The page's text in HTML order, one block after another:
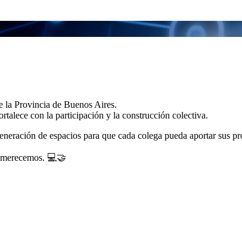
la Provincia de Buenos Aires.
con la participación y la construcción colectiva.
de espacios para que cada colega pueda aportar sus
💻🤝